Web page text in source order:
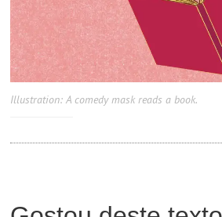
Illustration: A comedy mask reads a book.